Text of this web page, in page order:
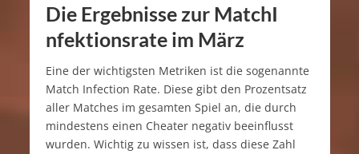
Die Ergebnisse zur MatchI
nfektionsrate im März
Eine der wichtigsten Metriken ist die sogenannte
Match Infection Rate. Diese gibt den Prozentsatz
aller Matches im gesamten Spiel an, die durch
mindestens einen Cheater negativ beeinflusst
wurden. Wichtig zu wissen ist, dass diese Zahl